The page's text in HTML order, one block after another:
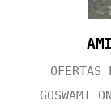
OFERTAS
GOSWAMI